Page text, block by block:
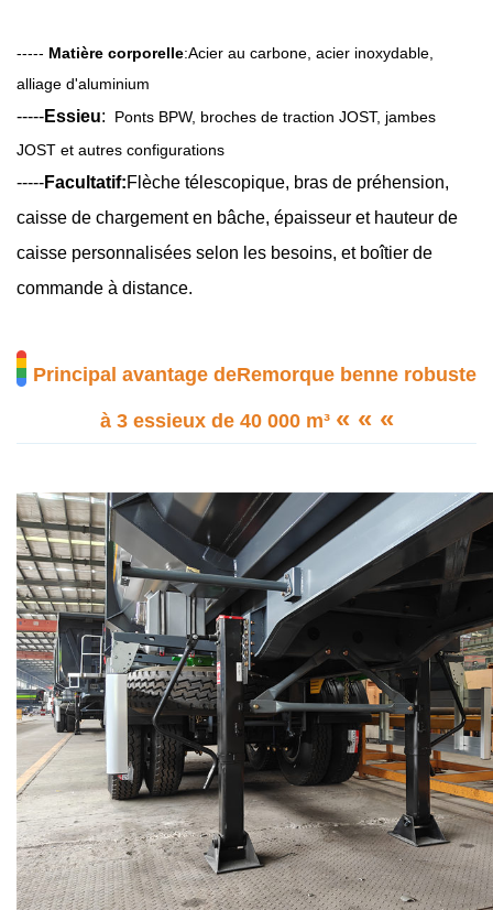
----- Matière corporelle:Acier au carbone, acier inoxydable,
alliage d'aluminium
-----Essieu:
Ponts BPW, broches de traction JOST, jambes
JOST et autres configurations
-----Facultatif:Flèche télescopique, bras de préhension,
caisse de chargement en bâche, épaisseur et hauteur de
caisse personnalisées selon les besoins, et boîtier de
commande à distance.
Principal avantage deRemorque benne robuste
à 3 essieux de 40 000 m³ « « «